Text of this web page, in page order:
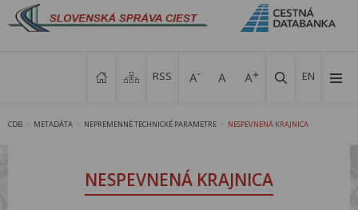
EN
RSS
CDB METADÁTA NEPREMENNÉ TECHNICKÉ PARAMETRE NESPEVNENÁ KRAJNICA
NESPEVNENÁ KRAJNICA